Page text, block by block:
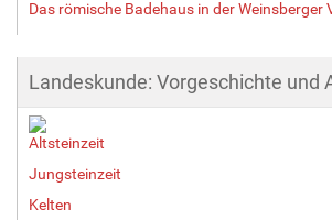
Das römische Badehaus in der Weinsberger
Landeskunde: Vorgeschichte und
Altsteinzeit
Jungsteinzeit
Kelten